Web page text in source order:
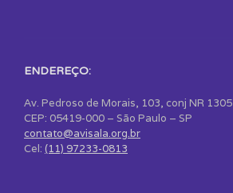
ENDEREÇO:
Av. Pedroso de Morais, 103, conj NR 1305
CEP: 05419-000 – São Paulo – SP
contato@avisala.org.br
Cel: (11) 97233-0813